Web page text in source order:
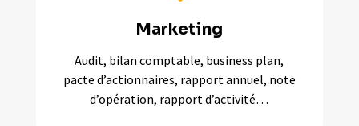
Marketing
Audit, bilan comptable, business plan,
pacte d’actionnaires, rapport annuel, note
d’opération, rapport d’activité…